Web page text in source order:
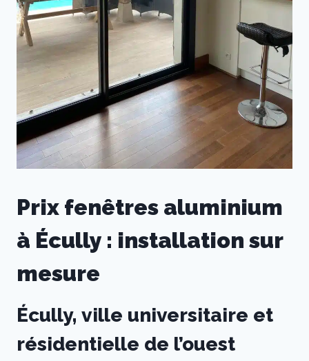
Prix fenêtres aluminium
à Écully : installation sur
mesure
Écully, ville universitaire et
résidentielle de l’ouest